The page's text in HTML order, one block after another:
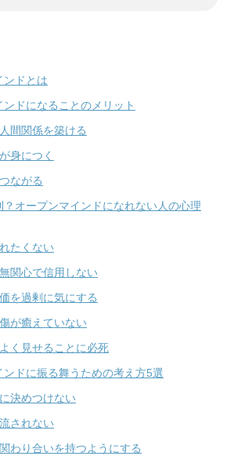
ンドとは
ンドになることのメリット
間関係を築ける
身につく
ながる
？オープンマインドになれない人の心理
たくない
関心で信用しない
を過剰に気にする
が癒えていない
く見せることに必死
ンドに振る舞うための考え方5選
決めつけない
されない
わり合いを持つようにする